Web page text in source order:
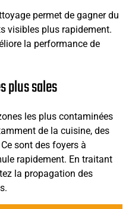
permet de gagner du
visibles plus rapidement.
la performance de
plus sales
les plus contaminées
de la cuisine, des
sont des foyers à
rapidement. En traitant
la propagation des